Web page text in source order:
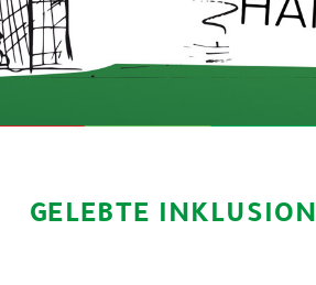
GELEBTE INKLUSION